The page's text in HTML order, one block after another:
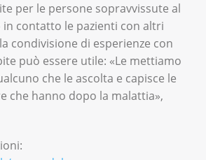
per le persone sopravvissute al
contatto le pazienti con altri
condivisione di esperienze con
può essere utile: «Le mettiamo
che le ascolta e capisce le
che hanno dopo la malattia»,